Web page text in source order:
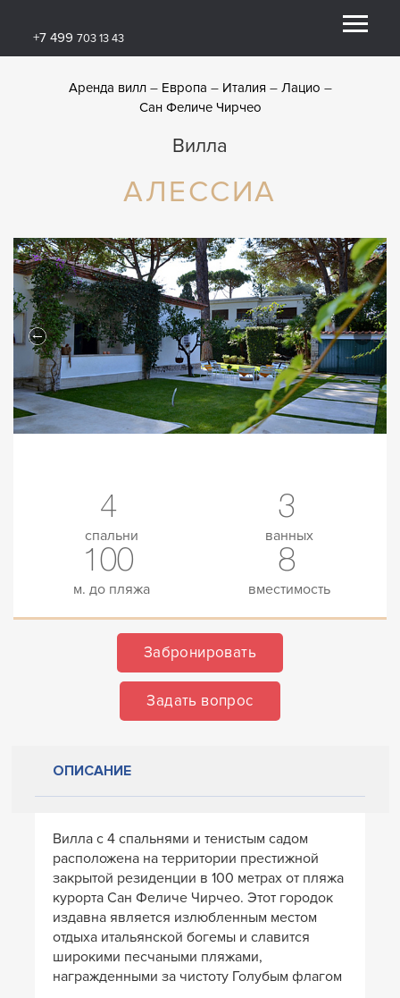
+7 499 703 13 43
Аренда вилл Европа Италия
Лацио
Сан Феличе Чирчео
Вилла
АЛЕССИА
4
спальни
3
ванных
100
м. до пляжа
8
вместимость
Забронировать
Задать вопрос
ОПИСАНИЕ
Вилла с 4 спальнями и тенистым садом
расположена на территории престижной
закрытой резиденции в 100 метрах от пляжа
курорта Сан Феличе Чирчео. Этот городок
издавна является излюбленным местом
отдыха итальянской богемы и славится
широкими песчаными пляжами,
награжденными за чистоту Голубым флагом